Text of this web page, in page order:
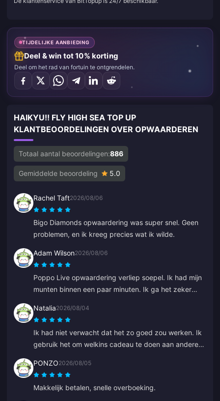
TIJDELIJKE AANBIEDING
Deel & win tot 10% korting
Deel om het rad van fortuin te ontgrendelen.
HAIKYU!! FLY HIGH SEA TOP UP
KLANTBEOORDELINGEN OVER OPWAARDEREN
Totaal aantal beoordelingen:886
Gemiddelde beoordeling 5.0
Rachel Taft2026/08/06
Bigo Diamonds opwaardering was super snel. Geen
problemen, en ik kreeg precies wat ik wilde.
Adam Wilson2026/08/06
Poppo Live opwaardering verliep soepel. Ik had mijn
munten binnen een paar minuten. Ik ga het zeker
Natalia2026/08/04
Ik had niet verwacht dat het zo goed zou werken. Ik
gebruik het om welkins cadeau te doen aan andere
klantenservice is ook snel. Als je iemand iets cadeau
wilt doen, is dit een geweldig platform.
PONZO2026/08/05
Makkelijk betalen, snelle overboeking.